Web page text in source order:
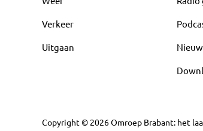
Verkeer
Uitgaan
Copyright © 2026Omroep Brabant: het